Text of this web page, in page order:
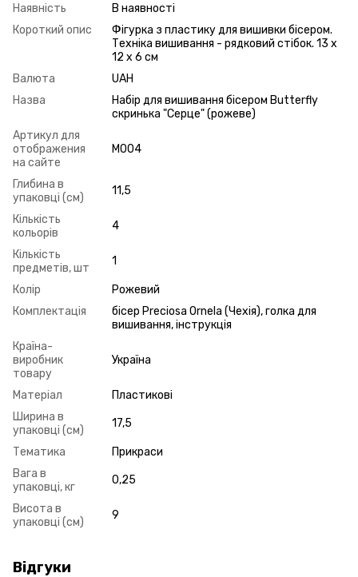
Наявність
В наявності
Короткий опис
Фігурка з пластику для вишивки бісером.
Техніка вишивання - рядковий стібок. 13 х
12 х 6 см
Валюта
UAH
Назва
Набір для вишивання бісером Butterfly
скринька "Серце" (рожеве)
Артикул для
отображения
на сайте
М004
Глибина в
упаковці (см)
11,5
Кількість
кольорів
4
Кількість
предметів, шт
1
Колір
Рожевий
Комплектація
бісер Preciosa Ornela (Чехія), голка для
вишивання, інструкція
Країна-
виробник
товару
Україна
Матеріал
Пластикові
Ширина в
упаковці (см)
17,5
Тематика
Прикраси
Вага в
упаковці, кг
0,25
Висота в
упаковці (см)
9
Відгуки